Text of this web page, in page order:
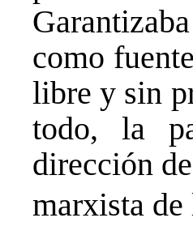
como
libre y sin
todo, la
dirección
marxista